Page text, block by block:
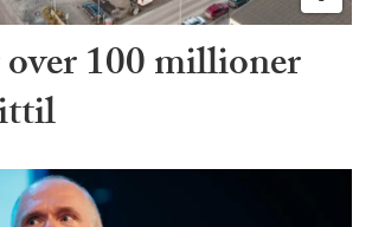
100 millioner